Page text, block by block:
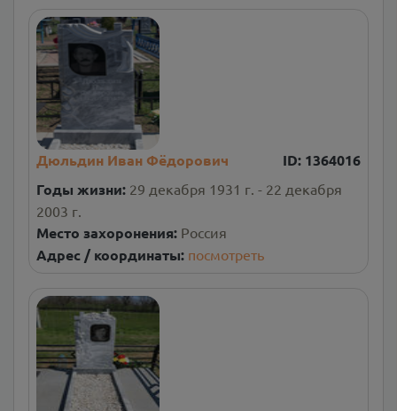
Дюльдин Иван Фёдорович ID: 1364016
Годы жизни: 29 декабря 1931 г. - 22 декабря
2003 г.
Место захоронения: Россия
Адрес / координаты: посмотреть